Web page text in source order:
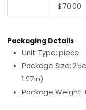
$70.00
Packaging Details
Unit Type: piece
Package Size:
1.97in)
Package Weight: